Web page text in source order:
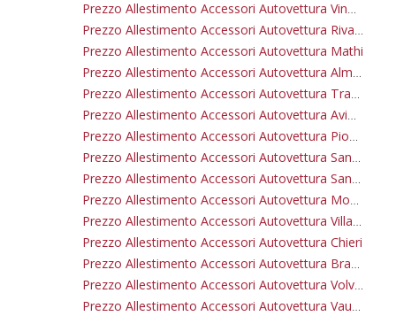
Prezzo Allestimento Accessori Autovettura Vinovo
Prezzo Allestimento Accessori Autovettura Rivarossa
Prezzo Allestimento Accessori Autovettura Mathi
Prezzo Allestimento Accessori Autovettura Almese
Prezzo Allestimento Accessori Autovettura Trana
Prezzo Allestimento Accessori Autovettura Avigliana
Prezzo Allestimento Accessori Autovettura Piossasco
Prezzo Allestimento Accessori Autovettura San Benigno Canavese
Prezzo Allestimento Accessori Autovettura San Raffaele Cimena
Prezzo Allestimento Accessori Autovettura Montaldo Torinese
Prezzo Allestimento Accessori Autovettura Villar Dora
Prezzo Allestimento Accessori Autovettura Chieri
Prezzo Allestimento Accessori Autovettura Brandizzo
Prezzo Allestimento Accessori Autovettura Volvera
Prezzo Allestimento Accessori Autovettura Vauda Canavese